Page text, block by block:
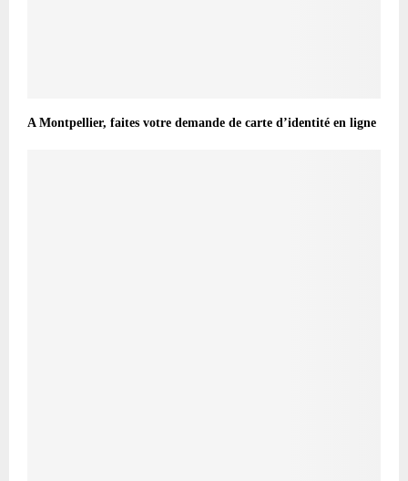
A Montpellier, faites votre demande de carte d’identité en ligne